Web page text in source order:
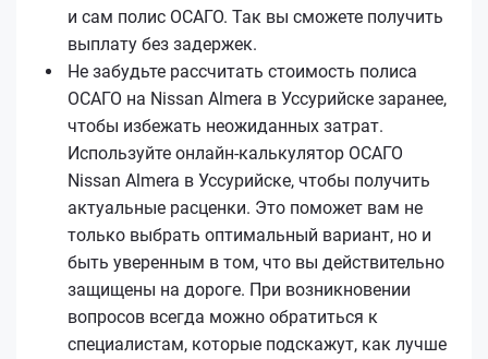
и сам полис ОСАГО. Так вы сможете получить
выплату без задержек.
Не забудьте рассчитать стоимость полиса
ОСАГО на Nissan Almera в Уссурийске заранее,
чтобы избежать неожиданных затрат.
Используйте онлайн-калькулятор ОСАГО
Nissan Almera в Уссурийске, чтобы получить
актуальные расценки. Это поможет вам не
только выбрать оптимальный вариант, но и
быть уверенным в том, что вы действительно
защищены на дороге. При возникновении
вопросов всегда можно обратиться к
специалистам, которые подскажут, как лучше